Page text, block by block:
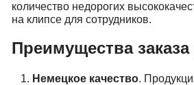
количество недорогих
на клипсе для сотрудников.
Преимущества заказа
Немецкое качество.